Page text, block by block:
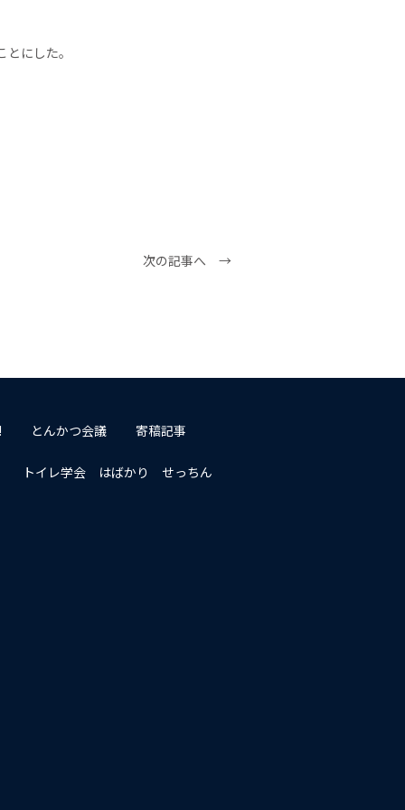
にした。
次の記事へ →
とんかつ会議 寄稿記事
トイレ学会 はばかり せっちん